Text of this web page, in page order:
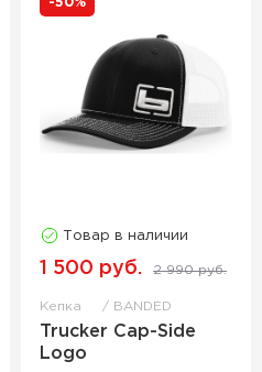
-50%
Товар в наличии
1 500 руб. 2 990 руб.
Кепка BANDED
Trucker Cap-Side
Logo